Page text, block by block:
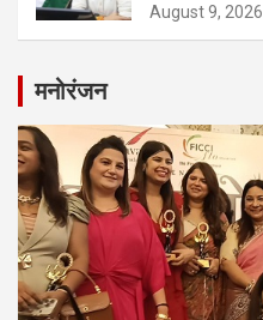
August 9, 2026
मनोरंजन